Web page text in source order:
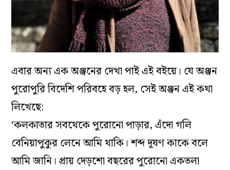
এবার অন্য এক অঞ্জনের দেখা পাই এই বইয়ে। যে অঞ্জন
পুরোপুরি বিদেশি পরিবহে বড় হল, সেই অঞ্জন এই কথা
লিখেছে:
‘কলকাতার সবথেকে পুরোনো পাড়ার, এঁদো গলি
বেনিয়াপুকুর লেনে আমি থাকি। শব্দ দূষণ কাকে বলে
আমি জানি। প্রায় দেড়শো বছরের পুরোনো একতলা